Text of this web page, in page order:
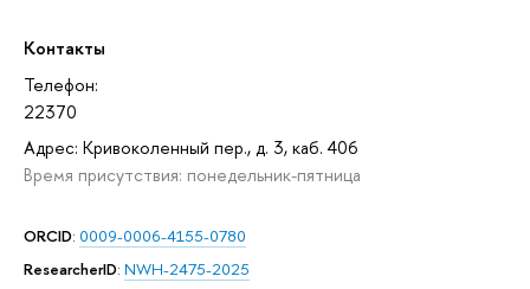
Контакты
Телефон:
22370
Адрес: Кривоколенный пер., д. 3, каб. 406
Время присутствия: понедельник-пятница
ORCID: 0009-0006-4155-0780
ResearcherID: NWH-2475-2025